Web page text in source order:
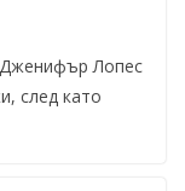
Лопес
след като